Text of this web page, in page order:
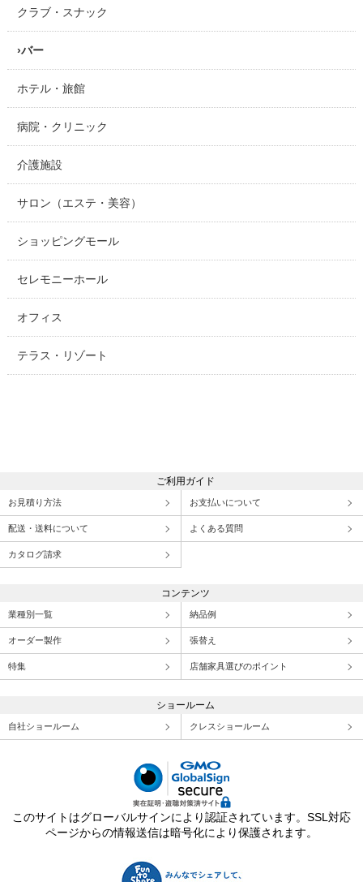
クラブ・スナック
バー
ホテル・旅館
病院・クリニック
介護施設
サロン（エステ・美容）
ショッピングモール
セレモニーホール
オフィス
テラス・リゾート
ご利用ガイド
お見積り方法 お支払いについて
配送・送料について よくある質問
カタログ請求
コンテンツ
業種別一覧 納品例
オーダー製作 張替え
特集 店舗家具選びのポイント
ショールーム
自社ショールーム クレスショールーム
このサイトはグローバルサインにより認証されています。SSL対応
ページからの情報送信は暗号化により保護されます。